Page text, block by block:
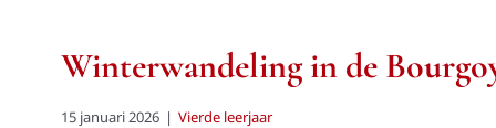
Winterwandeling in de
15 januari 2026 | Vierde leerjaar